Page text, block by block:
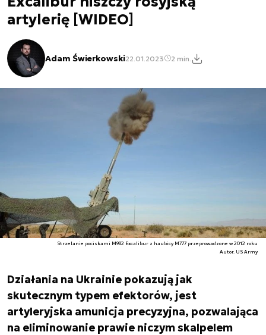
artylerię [WIDEO]
Adam Świerkowski22.01.2023 2 min.
Strzelanie pociskami M982 Excalibur z haubicy M777 przeprowadzone w 2012 roku
Autor. US Army
Działania na Ukrainie pokazują jak
skutecznym typem efektorów, jest
artyleryjska amunicja precyzyjna, pozwalająca
na eliminowanie prawie niczym skalpelem